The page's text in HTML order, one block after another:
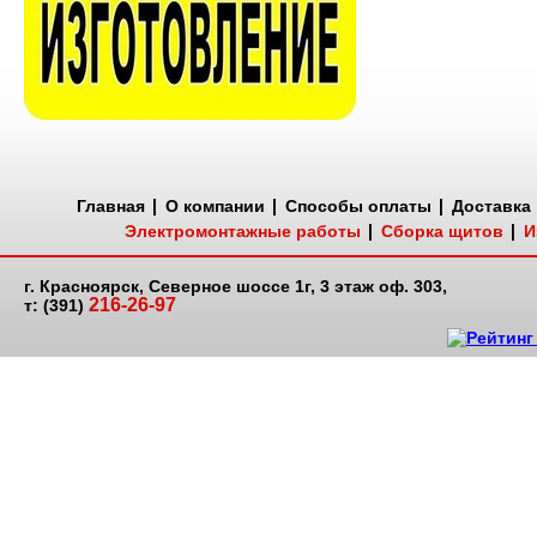
Главная О компании Способы оплаты
Доставка
Электромонтажные работы
Сборка щитов
г. Красноярск, Северное шоссе 1г, 3 этаж оф. 303,
т: (391) 216-26-97